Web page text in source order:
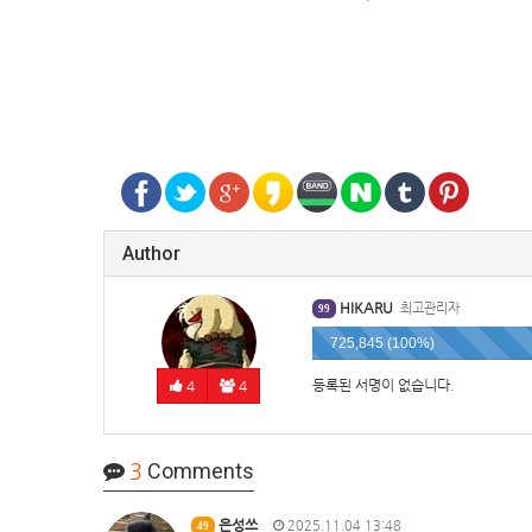
Author
4 4
99 HIKARU 최고관리자
725,845 (100%)
등록된 서명이 없습니다.
3 Comments
49 은성쓰 2025.11.04 13:48